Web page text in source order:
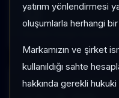
yatırım yönlendirmesi
oluşumlarla herhangi bir
Markamızın ve şirket
kullanıldığı sahte
hakkında gerekli
12
ORTALAMA 1 AY GETIRI